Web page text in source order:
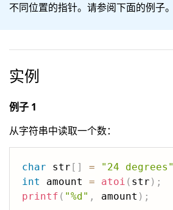
不同位置的指针。请参阅下面的例子。
实例
例子 1
从字符串中读取一个数：
char str [ ] = "24 degrees"
int
amount = atoi ( str ) ;
printf ( "%d" , amount ) ;